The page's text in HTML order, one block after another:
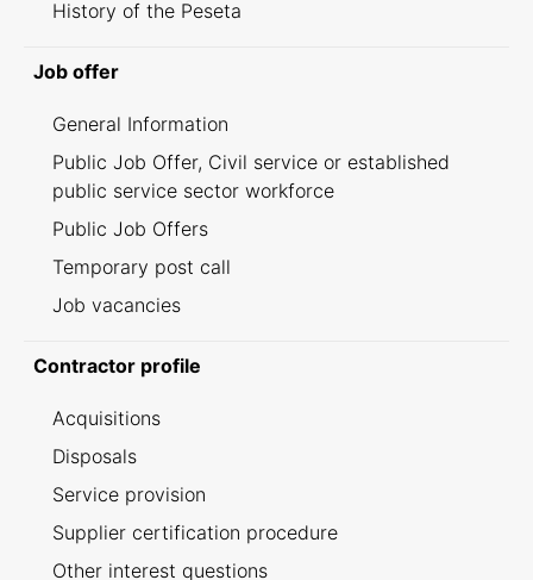
History of the Peseta
Job offer
General Information
Public Job Offer, Civil service or established
public service sector workforce
Public Job Offers
Temporary post call
Job vacancies
Contractor profile
Acquisitions
Disposals
Service provision
Supplier certification procedure
Other interest questions